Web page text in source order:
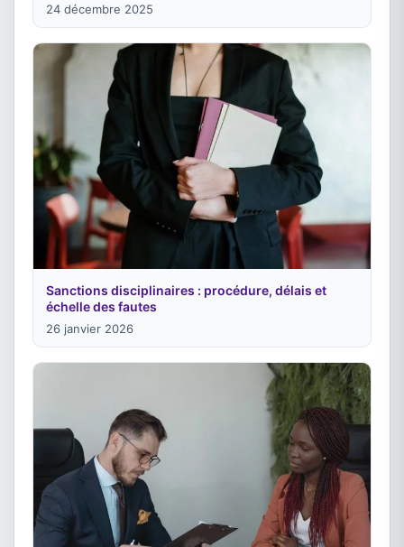
24 décembre 2025
Sanctions disciplinaires : procédure, délais et
échelle des fautes
26 janvier 2026